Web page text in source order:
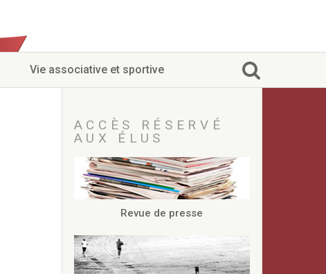
Vie associative et sportive
ACCÈS RÉSERVÉ
AUX ÉLUS
Revue de presse